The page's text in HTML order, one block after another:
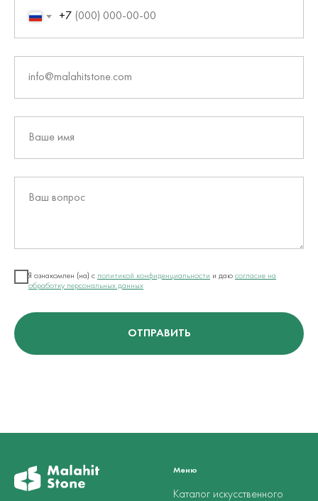
+7
info@malahitstone.com
Ваше имя
Ваш вопрос
Я ознакомлен (на) с политикой конфиденциальности и даю согласие на
обработку персональных данных
ОТПРАВИТЬ
Меню
Каталог искусственного